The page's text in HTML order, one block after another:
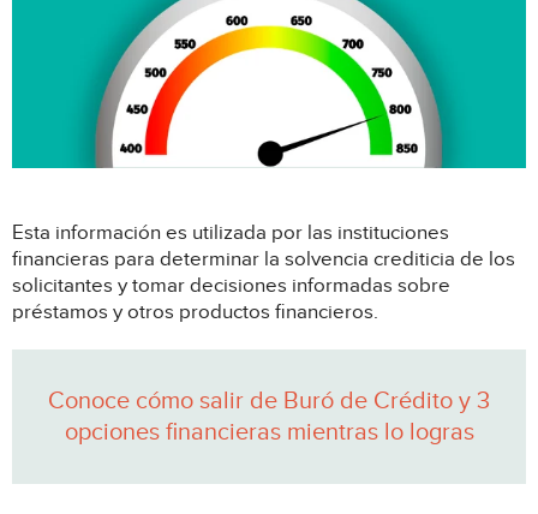
Esta información es utilizada por las instituciones
financieras para determinar la solvencia crediticia de los
solicitantes y tomar decisiones informadas sobre
préstamos y otros productos financieros.
Conoce cómo salir de Buró de Crédito y 3
opciones financieras mientras lo logras